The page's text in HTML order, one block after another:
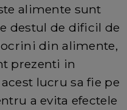
alimente sunt
destul de dificil de
din alimente,
prezenti in
lucru sa fie pe
a evita efectele